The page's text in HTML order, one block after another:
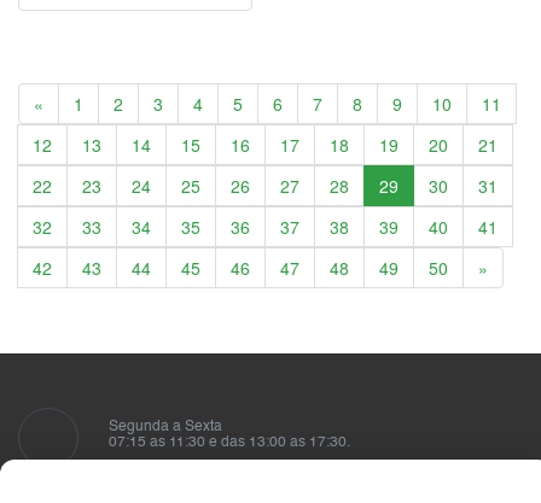
« Anterior
1 2 3 4 5 6 7 8 9 10
11
12
13 14 15 16 17 18 19 20
21
22
23 24 25 26 27 28 29 30
31
32
33 34 35 36 37 38 39 40
41
42
43 44 45 46 47 48 49 50 »
Segunda a Sexta
07:15 as 11:30 e das 13:00 as 17:30.